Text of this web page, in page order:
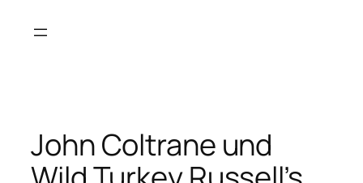
Inhalt
John Coltrane und